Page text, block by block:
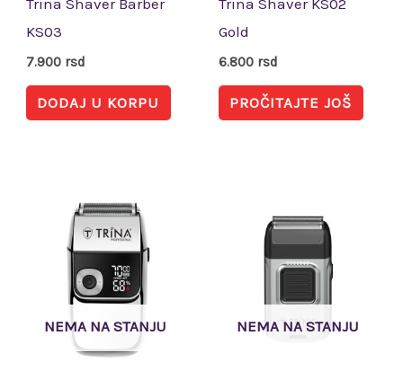
Trina Shaver Barber
KS03
7.900 rsd
DODAJ U KORPU
Trina Shaver KS02
Gold
6.800 rsd
PROČITAJTE JOŠ
NEMA NA STANJU NEMA NA STANJU